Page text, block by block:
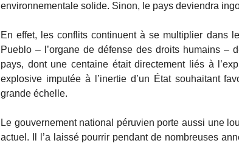
environnementale solide. Sinon, le pays deviendra
En effet, les conflits continuent à se multiplier dans
Pueblo – l’organe de défense des droits humains –
pays, dont une centaine était directement liés à
explosive imputée à l’inertie d’un État souhaitant
grande échelle.
Le gouvernement national péruvien porte aussi une
actuel. Il l’a laissé pourrir pendant de nombreuses